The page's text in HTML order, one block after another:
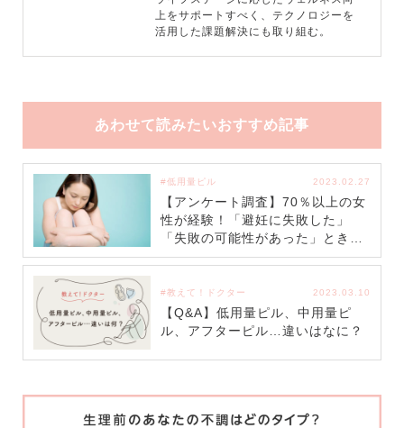
上をサポートすべく、テクノロジーを
活用した課題解決にも取り組む。
あわせて読みたいおすすめ記事
#低用量ピル 2023.02.27
【アンケート調査】70％以上の女
性が経験！「避妊に失敗した」
「失敗の可能性があった」ときの
対策とは
#教えて！ドクター 2023.03.10
【Q&A】低用量ピル、中用量ピ
ル、アフターピル…違いはなに？